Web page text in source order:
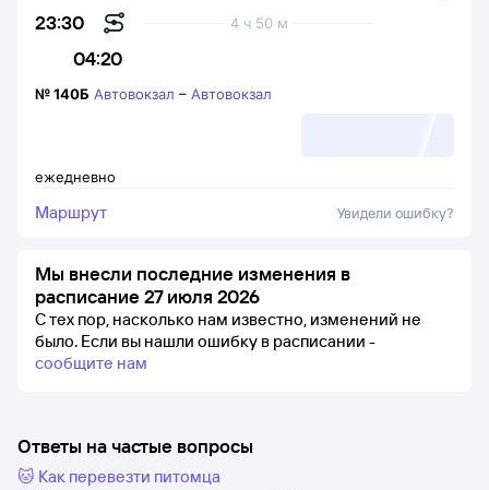
23:30
04:20
4 ч 50 м
ежедневно
№140Б Автовокзал – Автовокзал
Маршрут Увидели ошибку?
Мы внесли последние изменения в
расписание 27 июля 2026
С тех пор, насколько нам известно, изменений не
было. Если вы нашли ошибку в расписании -
сообщите нам
Ответы на частые вопросы
🐱 Как перевезти питомца